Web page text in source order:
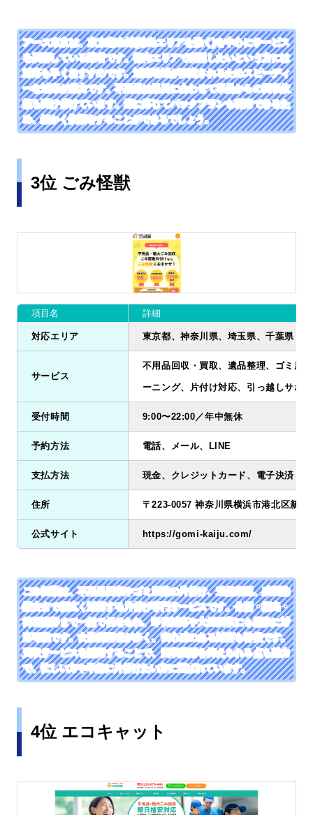
アース東京は、東京都全域(離島エリアを除く)を中心にサービス
を展開している業者です。都内エリアで利用したいという方には
対応も早くおすすめです。対応地域が限定されるためスピーディ
ーな対応が魅力です。不用品は品目に合わせて単品からの回収依
頼も受け付けています。量に応じてパックプランも利用できるた
め、細かく依頼をすることができるでしょう。
3位 ごみ怪獣
項目名 詳細
対応エリア 東京都、神奈川県、埼玉県、千葉県
サービス
不用品回収・買取、遺品整理、ゴミ屋
ーニング、片付け対応、引っ越しサポ
受付時間 9:00〜22:00／年中無休
予約方法 電話、メール、LINE
支払方法 現金、クレジットカード、電子決済
住所 〒223-0057 神奈川県横浜市港北区新羽
公式サイト https://gomi-kaiju.com/
ごみ怪獣は、不用品回収やゴミ屋敷の片付け、遺品整理、残置物
撤去まで幅広く対応する片付け専門サービスです。分別・搬出・
簡易清掃まで一括で任せられ、即日対応や大量回収にも柔軟に対
応可能です。女性利用者が多く、安心感のある対応も特徴です。
買取サービスを活用することで、回収費用を抑えられる点も魅力
で、忙しい方や早急に片付けたい方に選ばれています。
4位 エコキャット